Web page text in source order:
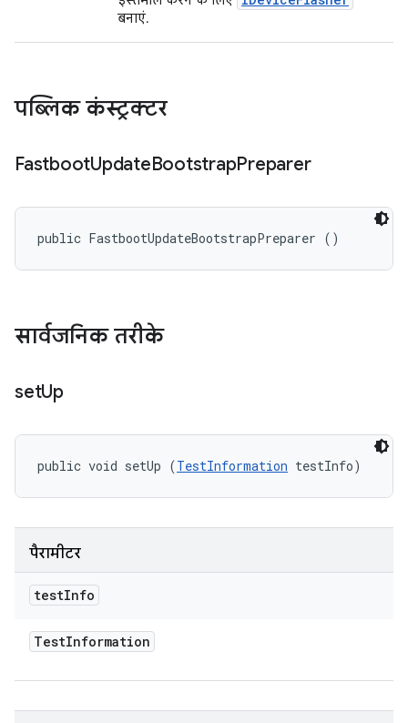
बनाएं.
पब्लिक कंस्ट्रक्टर
FastbootUpdateBootstrapPreparer
public FastbootUpdateBootstrapPreparer ()
सार्वजनिक तरीके
setUp
public void setUp (TestInformation testInfo)
पैरामीटर
testInfo
TestInformation